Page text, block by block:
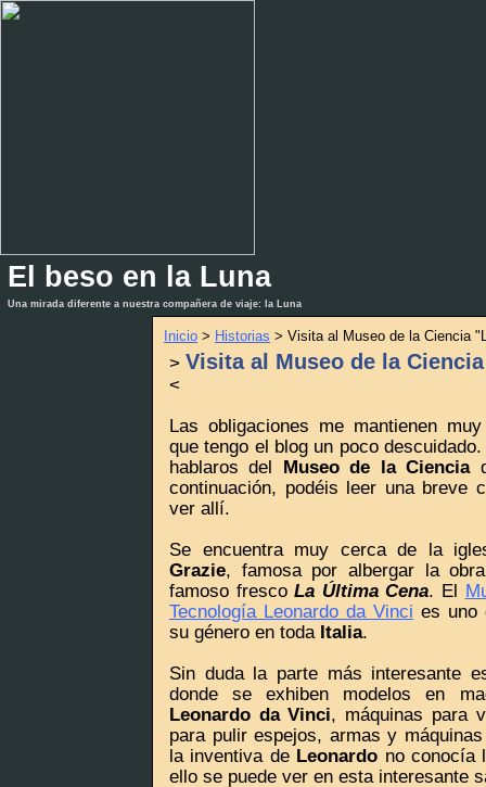
El beso en la Luna
Una mirada diferente a nuestra compañera de viaje: la Luna
Inicio > Historias > Visita al Museo de la Ciencia
> Visita al Museo de la
<
Las obligaciones me mantienen
que tengo el blog un poco
hablaros del Museo de la Ciencia
continuación, podéis leer una breve
ver allí.
Se encuentra muy cerca de la
Grazie, famosa por albergar la
famoso frescoLa Última Cena. El
Tecnología Leonardo da Vinci es uno
su género en toda Italia.
Sin duda la parte más interesante
donde se exhiben modelos en
Leonardo da Vinci, máquinas para
para pulir espejos, armas y
la inventiva de Leonardo no conocía
ello se puede ver en esta interesante